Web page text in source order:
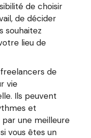
de choisir
de décider
souhaitez
lieu de
de
vie
Ils peuvent
et
une meilleure
vous êtes un